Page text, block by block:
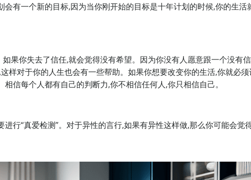
有一个新的目标,因为当你刚开始的目标是十年计划的时候,你的生活
果你失去了信任,就会觉得没有希望。因为你没有人愿意跟一个没有
样对于你的人生也会有一些帮助。如果你想要改变你的生活,你就必
信每个人都有自己的判断力,你不相信任何人,你只相信自己。
行“真爱检测”。对于异性的言行,如果有异性这样做,那么你可能会觉